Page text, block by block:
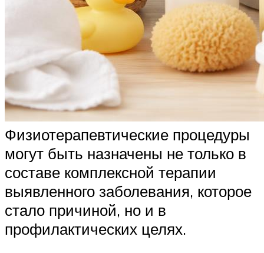
Физиотерапевтические процедуры
могут быть назначены не только в
составе комплексной терапии
выявленного заболевания, которое
стало причиной, но и в
профилактических целях.